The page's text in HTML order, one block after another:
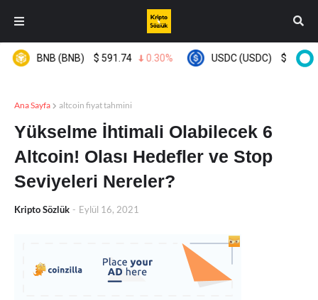
BNB (BNB) $ 591.74 0.30% USDC (USDC) $ 0.999661
Ana Sayfa altcoin fiyat tahmini
Yükselme İhtimali Olabilecek 6
Altcoin! Olası Hedefler ve Stop
Seviyeleri Nereler?
Kripto Sözlük - Eylül 16, 2021